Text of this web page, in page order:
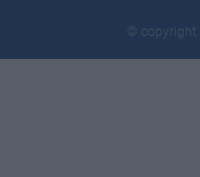
© copyright